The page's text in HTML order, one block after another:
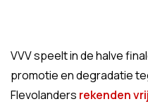
VVV speelt in de halve
promotie en degradatie
Flevolanders rekenden